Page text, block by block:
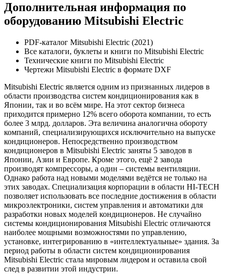
Дополнительная информация по
оборудованию Mitsubishi Electric
PDF-каталог Mitsubishi Electric (2021)
Все каталоги, буклеты и книги по Mitsubishi Electric
Технические книги по Mitsubishi Electric
Чертежи Mitsubishi Electric в формате DXF
Mitsubishi Electric является одним из признанных лидеров в
области производства систем кондиционирования как в
Японии, так и во всём мире. На этот сектор бизнеса
приходится примерно 12% всего оборота компании, то есть
более 3 млрд. долларов. Эта величина аналогична обороту
компаний, специализирующихся исключительно на выпуске
кондиционеров. Непосредственно производством
кондиционеров в Mitsubishi Electric заняты 5 заводов в
Японии, Азии и Европе. Кроме этого, ещё 2 завода
производят компрессоры, а один – системы вентиляции.
Однако работа над новыми моделями ведётся не только на
этих заводах. Специализация корпорации в области HI-TECH
позволяет использовать все последние достижения в области
микроэлектроники, систем управления и автоматики для
разработки новых моделей кондиционеров. Не случайно
системы кондиционирования Mitsubishi Electric отличаются
наиболее мощными возможностями по управлению,
установке, интегрированию в «интеллектуальные» здания. За
период работы в области систем кондиционирования
Mitsubishi Electric стала мировым лидером и оставила свой
след в развитии этой индустрии.